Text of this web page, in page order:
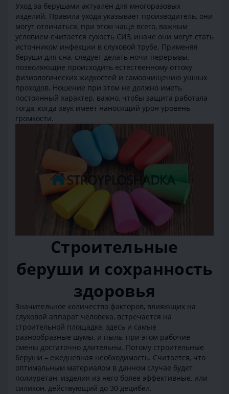
Уход за берушами актуален для многоразовых
изделий. Правила ухода указывает производитель, они
могут отличаться, при этом чаще всего, важным
условием считается сухость СИЗ, иначе они могут стать
источником инфекции в слуховой трубе. Применяя
беруши для сна, следует делать ночи-перерывы,
позволяющие происходить естественному оттоку
физиологических жидкостей и самоочищению ушных
проходов. Ношение при этом не должно иметь
постоянный характер, важно, чтобы защита работала
тогда, когда звук имеет наносящий урон уровень
громкости.
Строительные
беруши и сохранность
здоровья
Значительное количество факторов, влияющих на
слуховой аппарат человека, встречается на
строительной площадке, здесь и самые
разнообразные шумы, и пыль, при этом рабочие
смены достаточно длительны. Потому строительные
беруши – ежедневная необходимость. Считается, что
оптимальным материалом в данном случае будет
полиуретан, изделия из него более эффективные, или
силикон, действующий до 30 децибел.